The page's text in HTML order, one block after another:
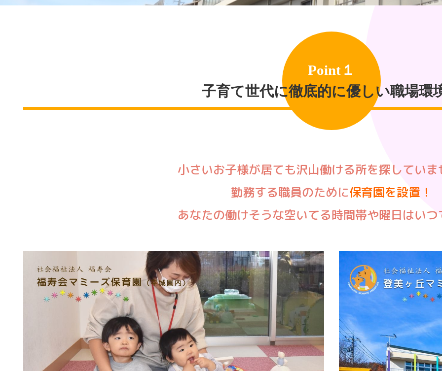
Point１
子育て世代に徹底的に優しい職場環
小さいお子様が居ても沢山働ける所を探してい
勤務する職員のために保育園を設置！
あなたの働けそうな空いてる時間帯や曜日はい